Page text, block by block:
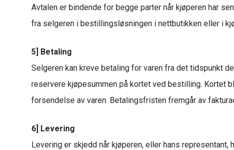
Avtalen er bindende for begge parter når kjøperen har
fra selgeren i bestillingsløsningen i nettbutikken eller i
5] Betaling
Selgeren kan kreve betaling for varen fra det tidspunkt
reservere kjøpesummen på kortet ved bestilling. Kortet
forsendelse av varen. Betalingsfristen fremgår av
6] Levering
Levering er skjedd når kjøperen, eller hans